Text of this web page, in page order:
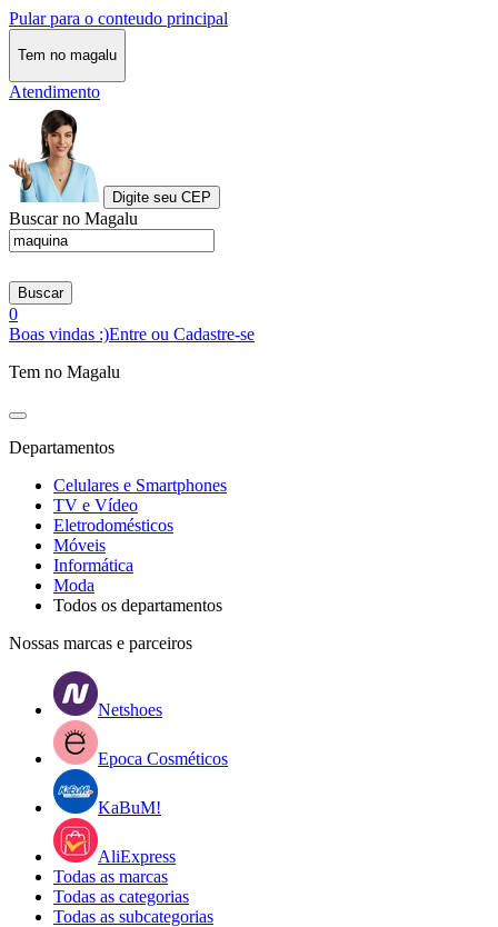
Pular para o conteudo principal
Tem no magalu
Atendimento
Digite seu CEP
Buscar no Magalu
Buscar
0
Boas vindas :)Entre ou Cadastre-se
Tem no Magalu
Departamentos
Celulares e Smartphones
TV e Vídeo
Eletrodomésticos
Móveis
Informática
Moda
Todos os departamentos
Nossas marcas e parceiros
Netshoes
Epoca Cosméticos
KaBuM!
AliExpress
Todas as marcas
Todas as categorias
Todas as subcategorias